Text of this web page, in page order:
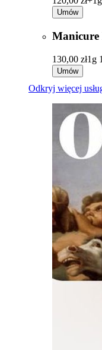
Umów
Manicure
130,00 zł1g
Umów
Odkryj więcej